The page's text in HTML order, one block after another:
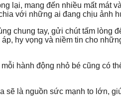
lại, mang đến nhiều mất mát
với những ai đang chịu ảnh
chung tay, gửi chút tấm
hy vọng và niềm tin cho
hành động nhỏ bé cũng có
sẽ là nguồn sức mạnh to lớn,